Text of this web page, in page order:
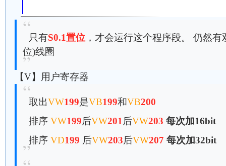
只有S0.1置位 ，才会运行这个程序段。 仍然
位)线圈
【V】用户寄存器
取出VW199是VB199和VB200
排序 VW199后VW201 后VW203 每次加16bit
排序 VD199 后VW203后VW207 每次加32bit